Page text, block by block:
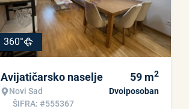
360°
Avijatičarsko naselje
Novi Sad
ŠIFRA: #555367
59 m2
Dvoiposoban